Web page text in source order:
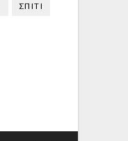
ΣΠΙΤΙ